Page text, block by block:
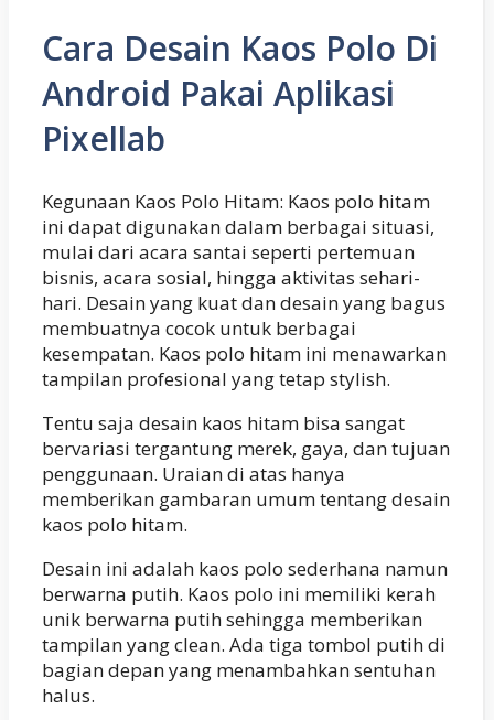
Cara Desain Kaos Polo Di
Android Pakai Aplikasi
Pixellab
Kegunaan Kaos Polo Hitam: Kaos polo hitam
ini dapat digunakan dalam berbagai situasi,
mulai dari acara santai seperti pertemuan
bisnis, acara sosial, hingga aktivitas sehari-
hari. Desain yang kuat dan desain yang bagus
membuatnya cocok untuk berbagai
kesempatan. Kaos polo hitam ini menawarkan
tampilan profesional yang tetap stylish.
Tentu saja desain kaos hitam bisa sangat
bervariasi tergantung merek, gaya, dan tujuan
penggunaan. Uraian di atas hanya
memberikan gambaran umum tentang desain
kaos polo hitam.
Desain ini adalah kaos polo sederhana namun
berwarna putih. Kaos polo ini memiliki kerah
unik berwarna putih sehingga memberikan
tampilan yang clean. Ada tiga tombol putih di
bagian depan yang menambahkan sentuhan
halus.